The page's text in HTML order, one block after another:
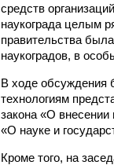
средств
наукограда целым
правительства
наукоградов, в
В ходе обсуждения
технологиям
закона «О
«О науке и
Кроме того, на